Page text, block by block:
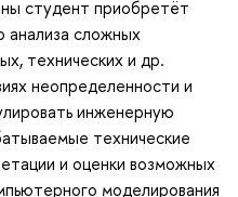
студент приобретёт
анализа сложных
технических и др.
неопределенности и
инженерную
технические
и оценки возможных
моделирования